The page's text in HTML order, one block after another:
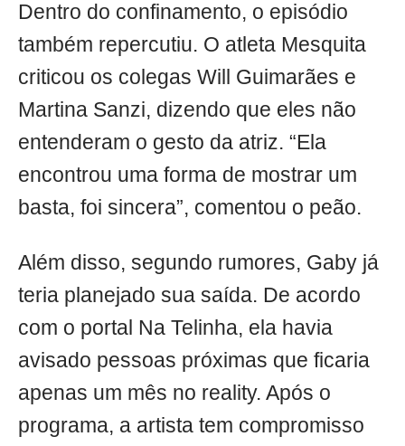
Dentro do confinamento, o episódio
também repercutiu. O atleta Mesquita
criticou os colegas Will Guimarães e
Martina Sanzi, dizendo que eles não
entenderam o gesto da atriz. “Ela
encontrou uma forma de mostrar um
basta, foi sincera”, comentou o peão.
Além disso, segundo rumores, Gaby já
teria planejado sua saída. De acordo
com o portal Na Telinha, ela havia
avisado pessoas próximas que ficaria
apenas um mês no reality. Após o
programa, a artista tem compromisso